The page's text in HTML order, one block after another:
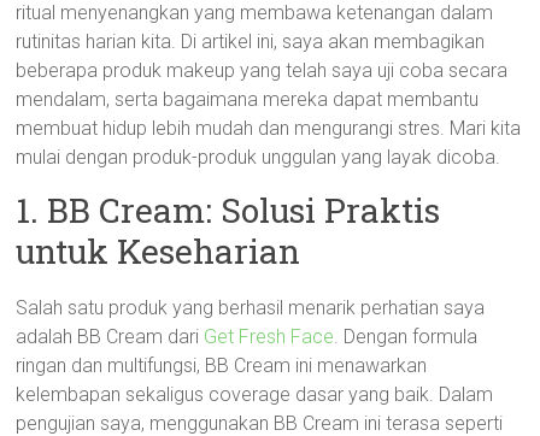
ritual menyenangkan yang membawa ketenangan dalam
rutinitas harian kita. Di artikel ini, saya akan membagikan
beberapa produk makeup yang telah saya uji coba secara
mendalam, serta bagaimana mereka dapat membantu
membuat hidup lebih mudah dan mengurangi stres. Mari kita
mulai dengan produk-produk unggulan yang layak dicoba.
1. BB Cream: Solusi Praktis
untuk Keseharian
Salah satu produk yang berhasil menarik perhatian saya
adalah BB Cream dari Get Fresh Face. Dengan formula
ringan dan multifungsi, BB Cream ini menawarkan
kelembapan sekaligus coverage dasar yang baik. Dalam
pengujian saya, menggunakan BB Cream ini terasa seperti